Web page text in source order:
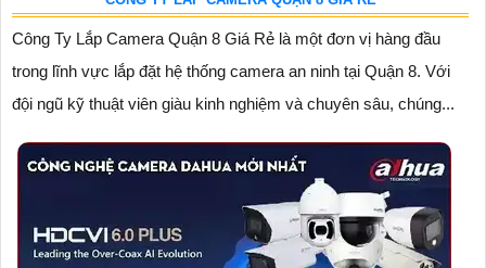
Công Ty Lắp Camera Quận 8 Giá Rẻ là một đơn vị hàng đầu
trong lĩnh vực lắp đặt hệ thống camera an ninh tại Quận 8. Với
đội ngũ kỹ thuật viên giàu kinh nghiệm và chuyên sâu, chúng...